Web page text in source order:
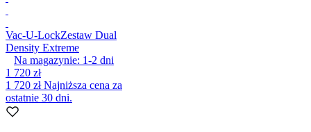
Vac-U-LockZestaw Dual
Density Extreme
Na magazynie: 1-2 dni
1 720 zł
1 720 złNajniższa cena za
ostatnie 30 dni.